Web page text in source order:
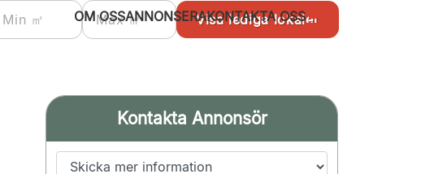
OM OSSANNONSERAKONTAKTA OSS
Kontakta Annonsör